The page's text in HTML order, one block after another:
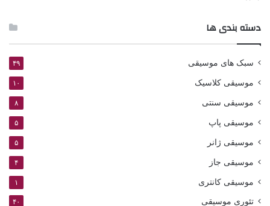
دسته بندی ها
سبک های موسیقی ۴۹
موسیقی کلاسیک ۱۰
موسیقی سنتی ۸
موسیقی پاپ ۵
موسیقی ژانر ۵
موسیقی جاز ۴
موسیقی کانتری ۱
تئوری موسیقی ۴۰